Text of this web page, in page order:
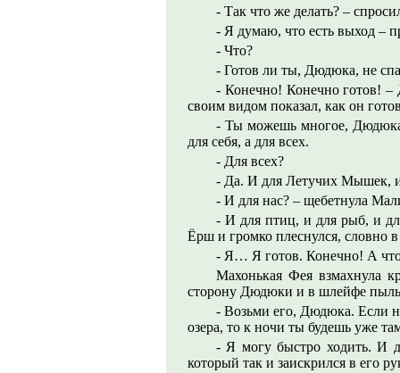
- Так что же делать? –
- Я думаю, что есть выход –
- Что?
- Готов ли ты, Дюдюка, не
- Конечно! Конечно готов! –
своим видом показал, как он
- Ты можешь многое,
для себя, а для всех.
- Для всех?
- Да. И для Летучих Мышек,
- И для нас? – щебетнула
- И для птиц, и для рыб, и
Ёрш и громко плеснулся, словно
- Я… Я готов. Конечно! А что
Махонькая Фея взмахнула
сторону Дюдюки и в шлейфе
- Возьми его, Дюдюка. Если
озера, то к ночи ты будешь уже
- Я могу быстро ходить. И
который так и заискрился в его